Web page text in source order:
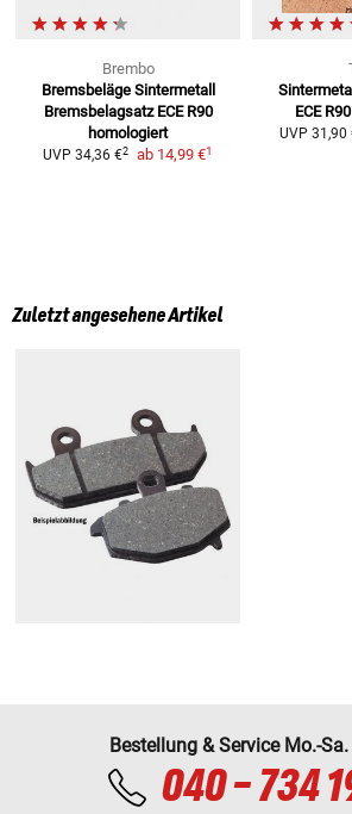
Brembo
Bremsbeläge Sintermetall
Bremsbelagsatz ECE R90
homologiert
UVP 34,36 €2 ab 14,99 €1
ECE
UVP 31,90
Zuletzt angesehene Artikel
Bestellung & Service Mo.-
040 - 734